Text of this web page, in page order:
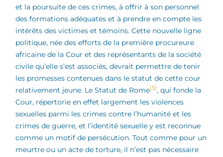
et la poursuite de ces crimes, à offrir à son personnel
des formations adéquates et à prendre en compte les
intérêts des victimes et témoins. Cette nouvelle ligne
politique, née des efforts de la première procureure
africaine de la Cour et des représentants de la société
civile qu’elle s’est associés, devrait permettre de tenir
les promesses contenues dans le statut de cette cour
relativement jeune. Le Statut de Rome[5], qui fonde la
Cour, répertorie en effet largement les violences
sexuelles parmi les crimes contre l’humanité et les
crimes de guerre, et l’identité sexuelle y est reconnue
comme un motif de persécution. Tout comme pour un
meurtre ou un acte de torture, il n’est pas nécessaire